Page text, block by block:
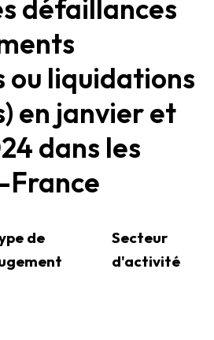
défaillances
ou liquidations
en janvier et
dans les
de
Secteur
d'activité